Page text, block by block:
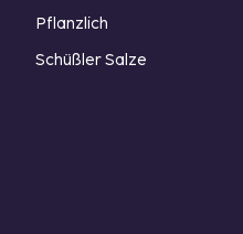
Pflanzlich
Schüßler Salze